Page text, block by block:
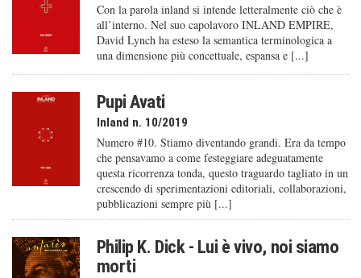
Con la parola inland si intende letteralmente ciò che è
all’interno. Nel suo capolavoro INLAND EMPIRE,
David Lynch ha esteso la semantica terminologica a
una dimensione più concettuale, espansa e [...]
Pupi Avati
Inland n. 10/2019
Numero #10. Stiamo diventando grandi. Era da tempo
che pensavamo a come festeggiare adeguatamente
questa ricorrenza tonda, questo traguardo tagliato in un
crescendo di sperimentazioni editoriali, collaborazioni,
pubblicazioni sempre più [...]
Philip K. Dick - Lui è vivo, noi siamo
morti